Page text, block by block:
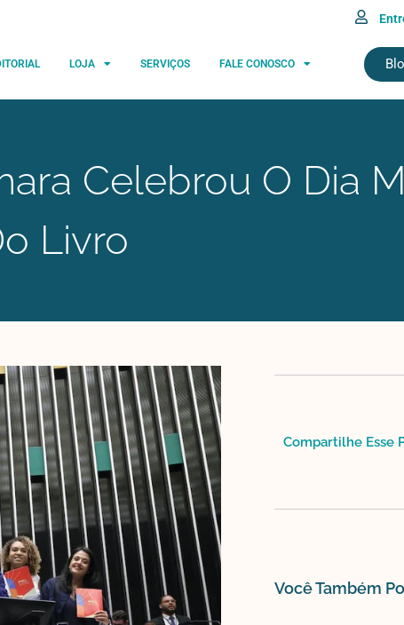
LOJA SERVIÇOS FALE CONOSCO
Celebrou O Dia
Livro
Compartilhe Esse
Você Também